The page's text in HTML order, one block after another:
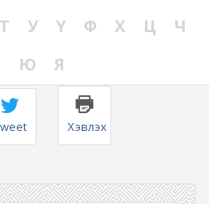
Т У Ү Ф Х Ц
Ч
Ю Я
Хэвлэх